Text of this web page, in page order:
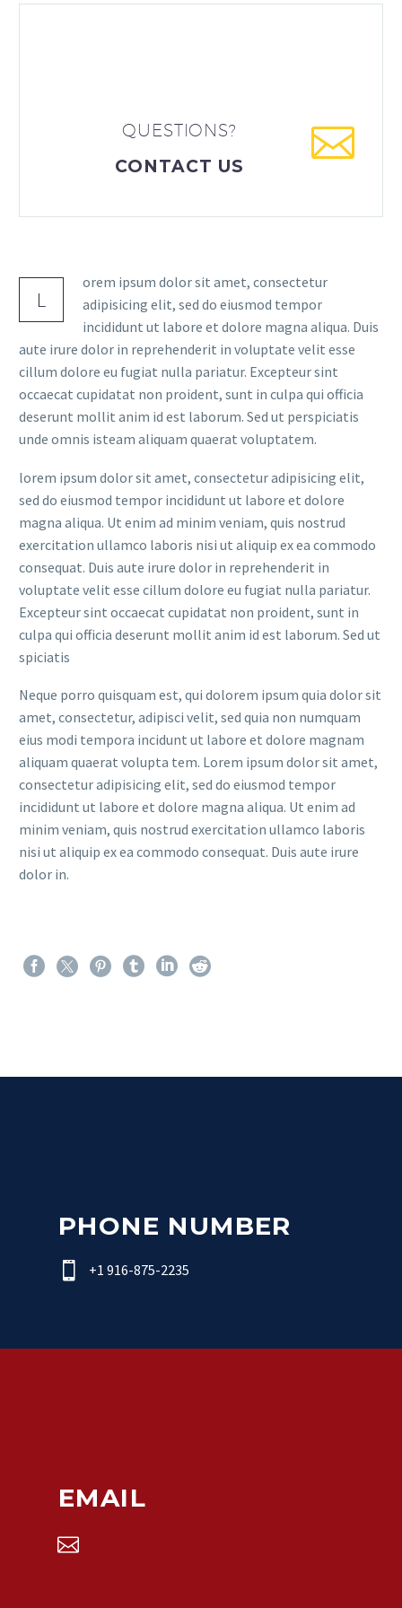


QUESTIONS?
CONTACT US
L
orem ipsum dolor sit amet, consectetur
adipisicing elit, sed do eiusmod tempor
incididunt ut labore et dolore magna aliqua. Duis
aute irure dolor in reprehenderit in voluptate velit esse
cillum dolore eu fugiat nulla pariatur. Excepteur sint
occaecat cupidatat non proident, sunt in culpa qui officia
deserunt mollit anim id est laborum. Sed ut perspiciatis
unde omnis isteam aliquam quaerat voluptatem.
lorem ipsum dolor sit amet, consectetur adipisicing elit,
sed do eiusmod tempor incididunt ut labore et dolore
magna aliqua. Ut enim ad minim veniam, quis nostrud
exercitation ullamco laboris nisi ut aliquip ex ea commodo
consequat. Duis aute irure dolor in reprehenderit in
voluptate velit esse cillum dolore eu fugiat nulla pariatur.
Excepteur sint occaecat cupidatat non proident, sunt in
culpa qui officia deserunt mollit anim id est laborum. Sed ut
spiciatis
Neque porro quisquam est, qui dolorem ipsum quia dolor sit
amet, consectetur, adipisci velit, sed quia non numquam
eius modi tempora incidunt ut labore et dolore magnam
aliquam quaerat volupta tem. Lorem ipsum dolor sit amet,
consectetur adipisicing elit, sed do eiusmod tempor
incididunt ut labore et dolore magna aliqua. Ut enim ad
minim veniam, quis nostrud exercitation ullamco laboris
nisi ut aliquip ex ea commodo consequat. Duis aute irure
dolor in.
PHONE NUMBER

 +1 916-875-2235
EMAIL

